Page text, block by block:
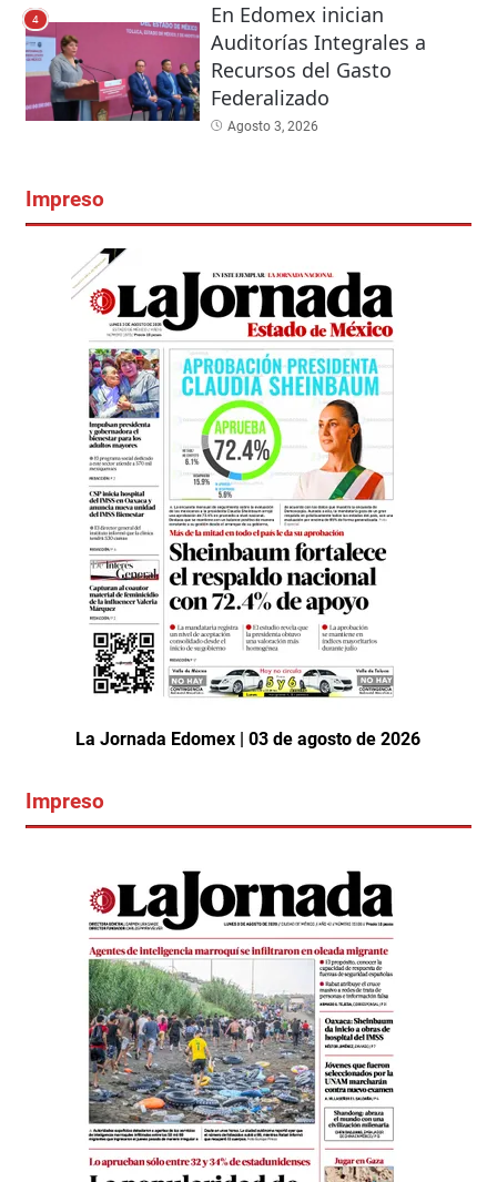
4
En Edomex inician
Auditorías Integrales a
Recursos del Gasto
Federalizado
Agosto 3, 2026
Impreso
La Jornada Edomex | 03 de agosto de 2026
Impreso